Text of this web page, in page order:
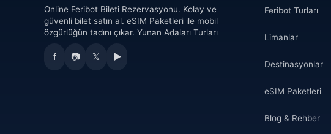
Online Feribot Bileti Rezervasyonu. Kolay ve
güvenli bilet satın al. eSIM Paketleri ile mobil
özgürlüğün tadını çıkar. Yunan Adaları Turları
f 📷 𝕏 ▶
Feribot Turları
Limanlar
Destinasyonlar
eSIM Paketleri
Blog & Rehber